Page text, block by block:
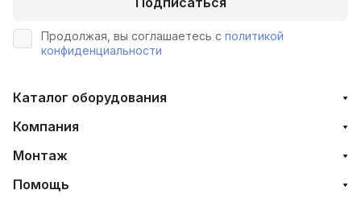
Продолжая, вы соглашаетесь с политикой
конфиденциальности
Каталог оборудования
Компания
Монтаж
Помощь